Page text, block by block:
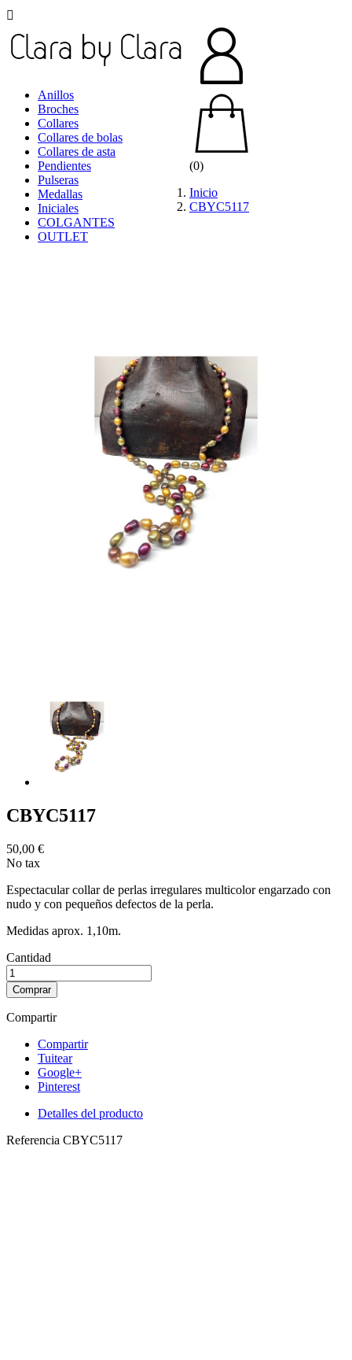

Anillos
Broches
Collares
Collares de bolas
Collares de asta
Pendientes
Pulseras
Medallas
Iniciales
COLGANTES
OUTLET
(0)
Inicio
CBYC5117
CBYC5117
50,00 €
No tax
Espectacular collar de perlas irregulares multicolor engarzado con
nudo y con pequeños defectos de la perla.
Medidas aprox. 1,10m.
Cantidad
Comprar
Compartir
Compartir
Tuitear
Google+
Pinterest
Detalles del producto
Referencia CBYC5117